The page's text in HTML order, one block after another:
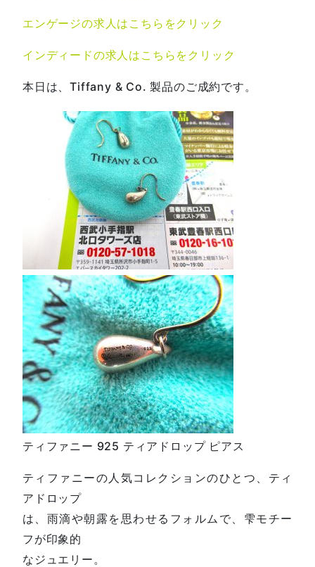
エンゲージの求人はこちらをクリック
インディードの求人はこちらをクリック
本日は、Tiffany & Co. 製品のご成約です。
ティファニー 925 ティアドロップ ピアス
ティファニーの人気コレクションのひとつ、ティ
アドロップ
は、雨滴や朝露を思わせるフォルムで、雫モチー
フが印象的
なジュエリー。